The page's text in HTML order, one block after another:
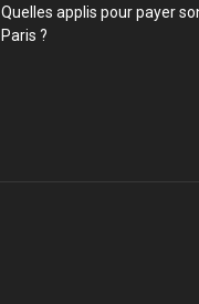
Quelles applis pour payer
Paris ?